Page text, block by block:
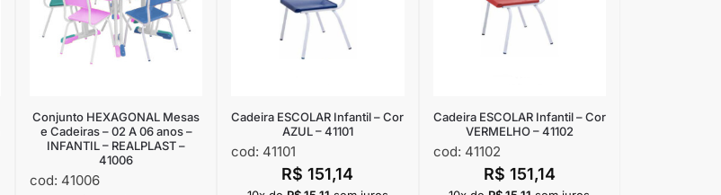
Conjunto HEXAGONAL Mesas
e Cadeiras – 02 A 06 anos –
INFANTIL – REALPLAST –
41006
cod: 41006
Cadeira ESCOLAR Infantil – Cor
AZUL – 41101
cod: 41101
R$ 151,14
Cadeira ESCOLAR Infantil – Cor
VERMELHO – 41102
cod: 41102
R$ 151,14